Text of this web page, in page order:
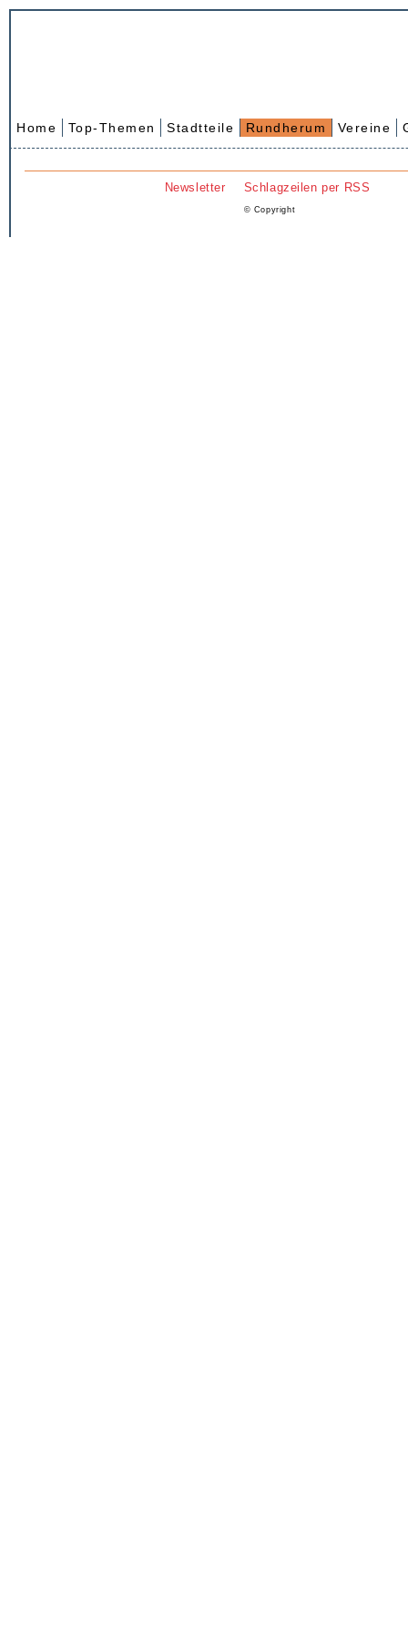
Home Top-Themen Stadtteile Rundherum Vereine
Newsletter Schlagzeilen per RSS
© Copyright